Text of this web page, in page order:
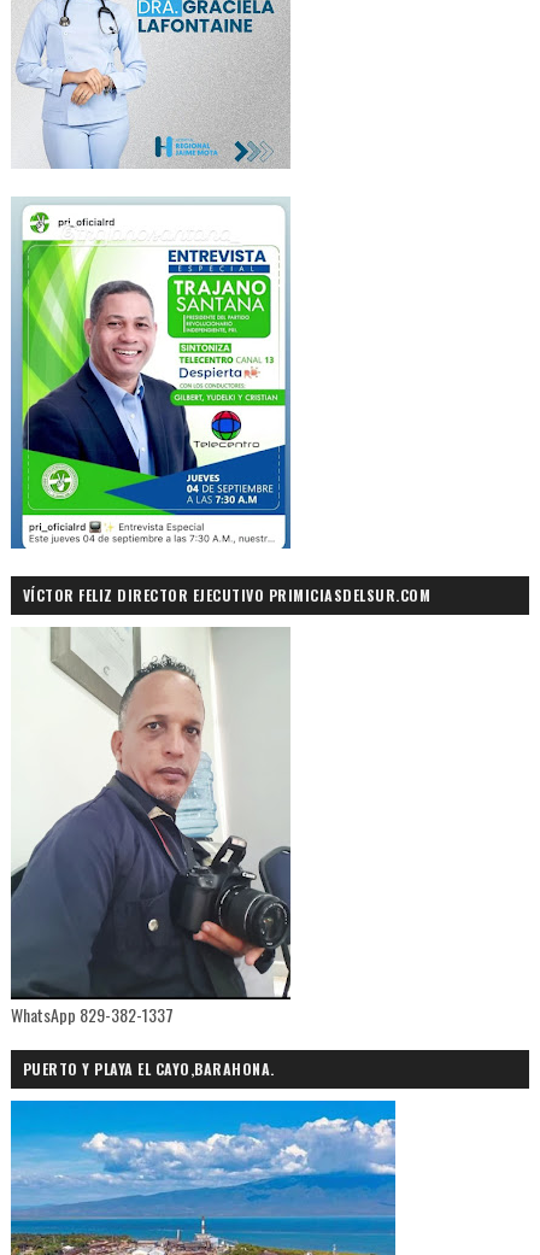
VÍCTOR FELIZ DIRECTOR EJECUTIVO PRIMICIASDELSUR.COM
WhatsApp 829-382-1337
PUERTO Y PLAYA EL CAYO,BARAHONA.